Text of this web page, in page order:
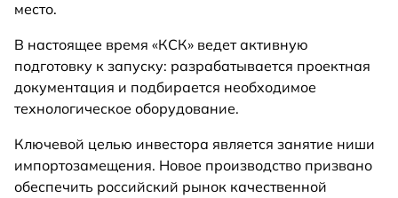
место.
В настоящее время «КСК» ведет активную
подготовку к запуску: разрабатывается проектная
документация и подбирается необходимое
технологическое оборудование.
Ключевой целью инвестора является занятие ниши
импортозамещения. Новое производство призвано
обеспечить российский рынок качественной